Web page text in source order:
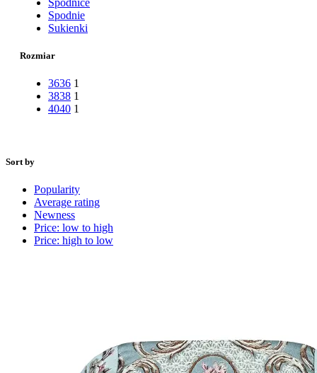
Spodnie
Sukienki
Rozmiar
3636 1
3838 1
4040 1
Sort by
Popularity
Average rating
Newness
Price: low to high
Price: high to low